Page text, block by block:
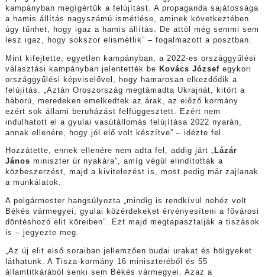
kampányban megígértük a felújítást. A propaganda sajátossága
a hamis állítás nagyszámú ismétlése, aminek következtében
úgy tűnhet, hogy igaz a hamis állítás. De attól még semmi sem
lesz igaz, hogy sokszor elismétlik” – fogalmazott a posztban.
Mint kifejtette, egyetlen kampányban, a 2022-es országgyűlési
választási kampányban jelentették be Kovács Józsefegykori
országgyűlési képviselővel, hogy hamarosan elkezdődik a
felújítás. „Aztán Oroszország megtámadta Ukrajnát, kitört a
háború, meredeken emelkedtek az árak, az előző kormány
ezért sok állami beruházást felfüggesztett. Ezért nem
indulhatott el a gyulai vasútállomás felújítása 2022 nyarán,
annak ellenére, hogy jól elő volt készítve” – idézte fel.
Hozzátette, ennek ellenére nem adta fel, addig járt „ Lázár
János miniszter úr nyakára”, amíg végül elindították a
közbeszerzést, majd a kivitelezést is, most pedig már zajlanak
a munkálatok.
A polgármester hangsúlyozta „mindig is rendkívül nehéz volt
Békés vármegyei, gyulai közérdekeket érvényesíteni a fővárosi
döntéshozó elit köreiben”. Ezt majd megtapasztalják a tiszások
is – jegyezte meg.
„Az új elit első soraiban jellemzően budai urakat és hölgyeket
láthatunk. A Tisza-kormány 16 miniszteréből és 55
államtitkárából senki sem Békés vármegyei. Azaz a